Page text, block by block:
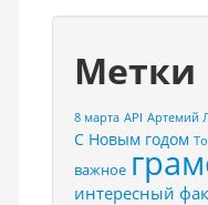
Метки
8 марта API Артемий
С Новым годом
важное
интересный